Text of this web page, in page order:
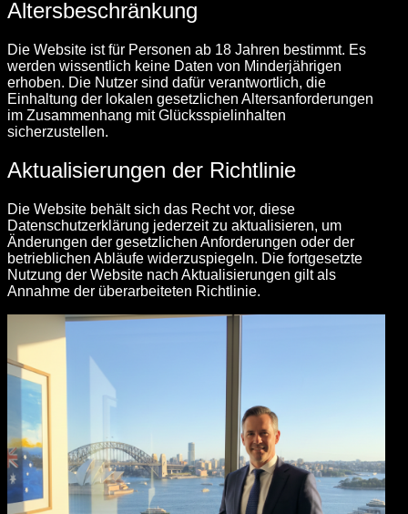
Altersbeschränkung
Die Website ist für Personen ab 18 Jahren bestimmt. Es
werden wissentlich keine Daten von Minderjährigen
erhoben. Die Nutzer sind dafür verantwortlich, die
Einhaltung der lokalen gesetzlichen Altersanforderungen
im Zusammenhang mit Glücksspielinhalten
sicherzustellen.
Aktualisierungen der Richtlinie
Die Website behält sich das Recht vor, diese
Datenschutzerklärung jederzeit zu aktualisieren, um
Änderungen der gesetzlichen Anforderungen oder der
betrieblichen Abläufe widerzuspiegeln. Die fortgesetzte
Nutzung der Website nach Aktualisierungen gilt als
Annahme der überarbeiteten Richtlinie.